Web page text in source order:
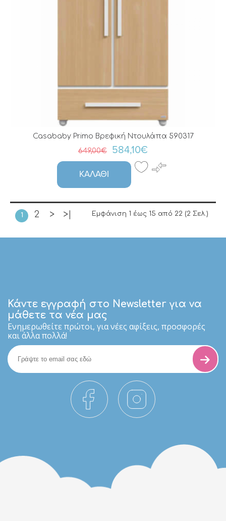
Casababy Primo Bρεφική Nτουλάπα 590317
649,00€
584,10€
ΚΑΛΆΘΙ
1 2 > >| Εμφάνιση 1 έως 15 από 22 (2 Σελ.)
Κάντε εγγραφή στο Newsletter για να
μάθετε τα νέα μας
Eνημερωθείτε πρώτοι, για νέες αφίξεις, προσφορές
και άλλα πολλά!